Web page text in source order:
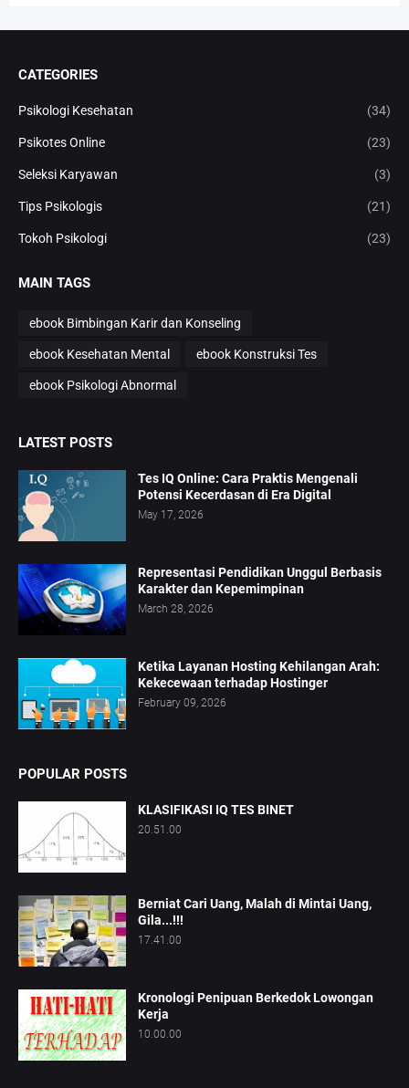
CATEGORIES
Psikologi Kesehatan (34)
Psikotes Online (23)
Seleksi Karyawan (3)
Tips Psikologis (21)
Tokoh Psikologi (23)
MAIN TAGS
ebook Bimbingan Karir dan Konseling
ebook Kesehatan Mental ebook Konstruksi Tes
ebook Psikologi Abnormal
LATEST POSTS
Tes IQ Online: Cara Praktis Mengenali
Potensi Kecerdasan di Era Digital
May 17, 2026
Representasi Pendidikan Unggul Berbasis
Karakter dan Kepemimpinan
March 28, 2026
Ketika Layanan Hosting Kehilangan Arah:
Kekecewaan terhadap Hostinger
February 09, 2026
POPULAR POSTS
KLASIFIKASI IQ TES BINET
20.51.00
Berniat Cari Uang, Malah di Mintai Uang,
Gila...!!!
17.41.00
Kronologi Penipuan Berkedok Lowongan
Kerja
10.00.00